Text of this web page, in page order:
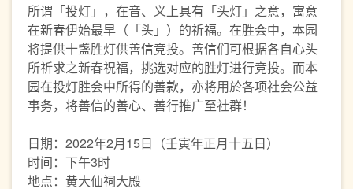
所谓「投灯」，在音、义上具有「头灯」之意，寓意
在新春伊始最早（「头」）的祈福。在胜会中，本园
将提供十盏胜灯供善信竞投。善信们可根据各自心头
所祈求之新春祝福，挑选对应的胜灯进行竞投。而本
园在投灯胜会中所得的善款，亦将用於各项社会公益
事务，将善信的善心、善行推广至社群！
日期：2022年2月15日（壬寅年正月十五日）
时间：下午3时
地点：黄大仙祠大殿